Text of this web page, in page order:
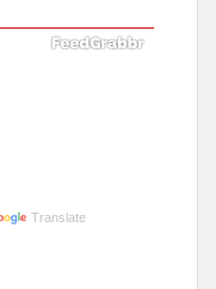
de la zona los
Translate